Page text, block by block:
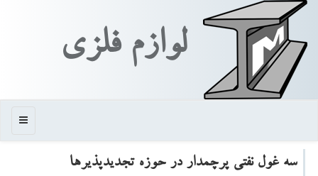
لوازم فلزی
منو
سه غول نفتی پرچمدار در حوزه تجدیدپذیرها